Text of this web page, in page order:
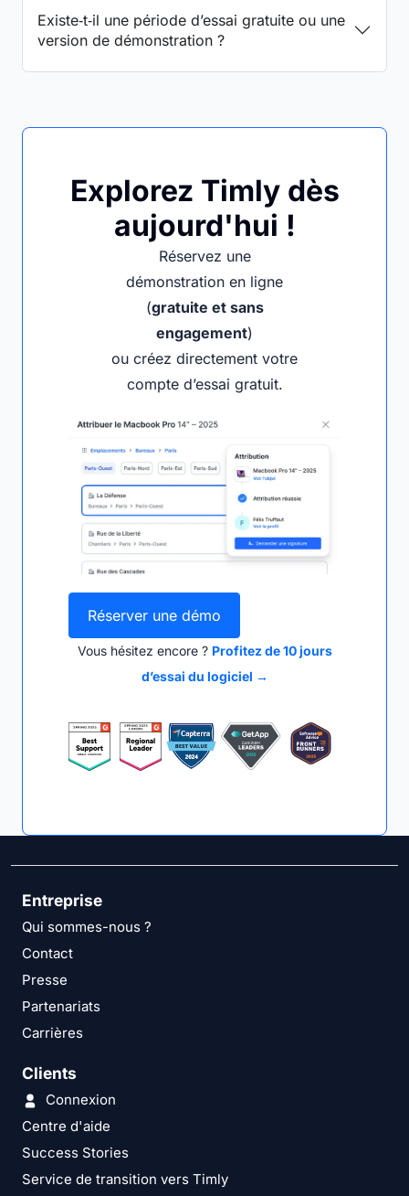
Existe‑t‑il une période d’essai gratuite ou une
version de démonstration ?
Explorez Timly dès
aujourd'hui !
Réservez une
démonstration en ligne
(gratuite et sans
engagement)
ou créez directement votre
compte d’essai gratuit.
Réserver une démo
Vous hésitez encore ? Profitez de 10 jours
d’essai du logiciel →
Entreprise
Qui sommes-nous ?
Contact
Presse
Partenariats
Carrières
Clients
Connexion
Centre d'aide
Success Stories
Service de transition vers Timly